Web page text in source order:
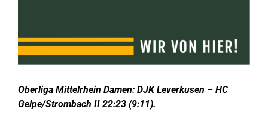
Oberliga Mittelrhein Damen: DJK Leverkusen – HC
Gelpe/Strombach II 22:23 (9:11).